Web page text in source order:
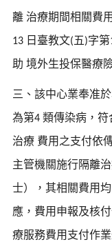
離 治療期間相關費
13 日臺教文(五)字第
助 境外生投保醫療
三、該中心業奉准
為第4 類傳染病，符
治療 費用之支付依
主管機關施行隔離
士），其相關費用
應，費用申報及核
療服務費用支付作